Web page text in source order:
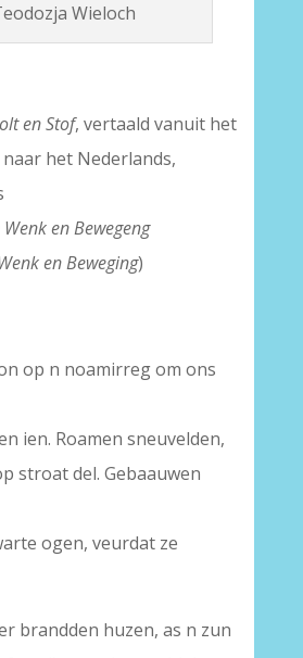
Wieloch
en Stof, vertaald vanuit het
het Nederlands,
en Bewegeng
en Beweging)
op n noamirreg om ons
ien. Roamen sneuvelden,
stroat del. Gebaauwen
ogen, veurdat ze
brandden huzen, as n zun